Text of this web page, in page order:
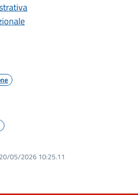
20/05/2026 10:25.11